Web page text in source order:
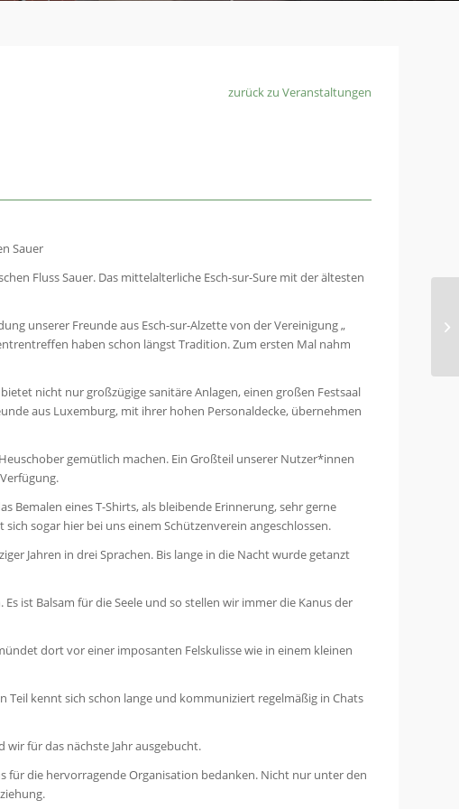
zurück zu Veranstaltungen
Sauer
Fluss Sauer. Das mittelalterliche Esch-sur-Sure mit der ältesten
unserer Freunde aus Esch-sur-Alzette von der Vereinigung „
haben schon längst Tradition. Zum ersten Mal nahm
nicht nur großzügige sanitäre Anlagen, einen großen Festsaal
aus Luxemburg, mit ihrer hohen Personaldecke, übernehmen
gemütlich machen. Ein Großteil unserer Nutzer*innen
eines T-Shirts, als bleibende Erinnerung, sehr gerne
sogar hier bei uns einem Schützenverein angeschlossen.
Jahren in drei Sprachen. Bis lange in die Nacht wurde getanzt
ist Balsam für die Seele und so stellen wir immer die Kanus der
dort vor einer imposanten Felskulisse wie in einem kleinen
kennt sich schon lange und kommuniziert regelmäßig in Chats
für das nächste Jahr ausgebucht.
für die hervorragende Organisation bedanken. Nicht nur unter den